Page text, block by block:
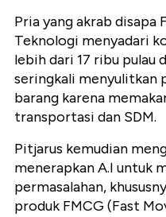
Pria yang akrab disapa
Teknologi menyadari
lebih dari 17 ribu pulau
seringkali menyulitkan
barang karena
transportasi dan SDM.
Pitjarus kemudian
menerapkan A.I untuk
permasalahan,
produk FMCG (Fast